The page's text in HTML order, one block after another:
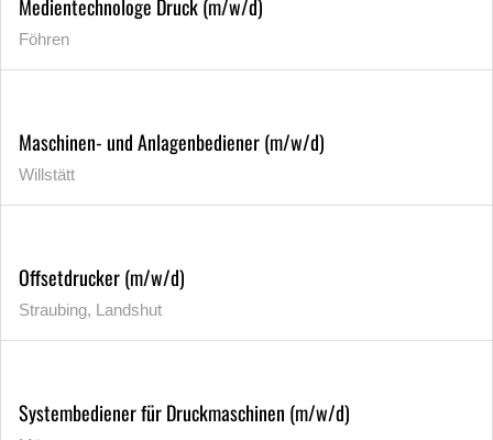
Medientechnologe Druck (m/w/d)
Föhren
Maschinen- und Anlagenbediener (m/w/d)
Willstätt
Offsetdrucker (m/w/d)
Straubing, Landshut
Systembediener für Druckmaschinen (m/w/d)